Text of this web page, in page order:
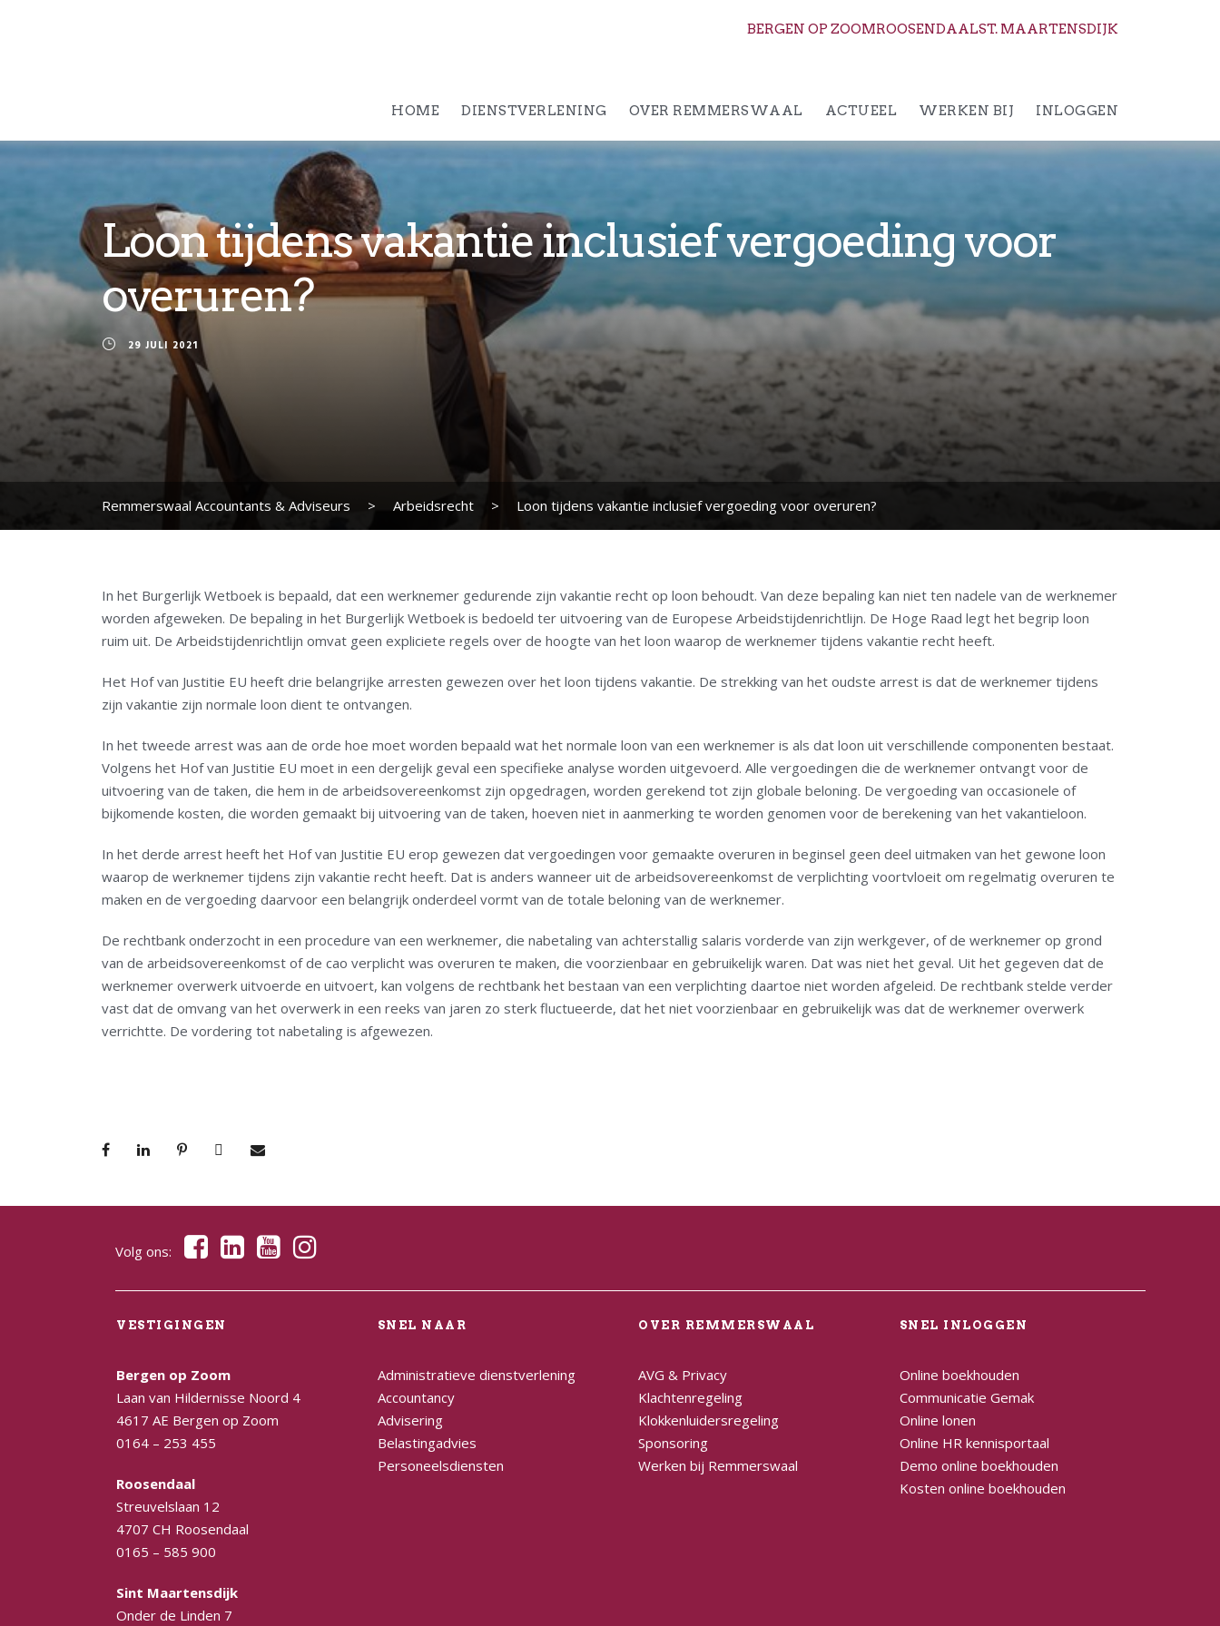
BERGEN OP ZOOMROOSENDAALST. MAARTENSDIJK
HOME DIENSTVERLENING OVER REMMERSWAAL ACTUEEL WERKEN BIJ INLOGGEN
Loon tijdens vakantie inclusief vergoeding voor
overuren?
29 JULI 2021
Remmerswaal Accountants & Adviseurs > Arbeidsrecht > Loon tijdens vakantie inclusief vergoeding voor overuren?
In het Burgerlijk Wetboek is bepaald, dat een werknemer gedurende zijn vakantie recht op loon behoudt. Van deze bepaling kan niet ten nadele van de werknemer
worden afgeweken. De bepaling in het Burgerlijk Wetboek is bedoeld ter uitvoering van de Europese Arbeidstijdenrichtlijn. De Hoge Raad legt het begrip loon
ruim uit. De Arbeidstijdenrichtlijn omvat geen expliciete regels over de hoogte van het loon waarop de werknemer tijdens vakantie recht heeft.
Het Hof van Justitie EU heeft drie belangrijke arresten gewezen over het loon tijdens vakantie. De strekking van het oudste arrest is dat de werknemer tijdens
zijn vakantie zijn normale loon dient te ontvangen.
In het tweede arrest was aan de orde hoe moet worden bepaald wat het normale loon van een werknemer is als dat loon uit verschillende componenten bestaat.
Volgens het Hof van Justitie EU moet in een dergelijk geval een specifieke analyse worden uitgevoerd. Alle vergoedingen die de werknemer ontvangt voor de
uitvoering van de taken, die hem in de arbeidsovereenkomst zijn opgedragen, worden gerekend tot zijn globale beloning. De vergoeding van occasionele of
bijkomende kosten, die worden gemaakt bij uitvoering van de taken, hoeven niet in aanmerking te worden genomen voor de berekening van het vakantieloon.
In het derde arrest heeft het Hof van Justitie EU erop gewezen dat vergoedingen voor gemaakte overuren in beginsel geen deel uitmaken van het gewone loon
waarop de werknemer tijdens zijn vakantie recht heeft. Dat is anders wanneer uit de arbeidsovereenkomst de verplichting voortvloeit om regelmatig overuren te
maken en de vergoeding daarvoor een belangrijk onderdeel vormt van de totale beloning van de werknemer.
De rechtbank onderzocht in een procedure van een werknemer, die nabetaling van achterstallig salaris vorderde van zijn werkgever, of de werknemer op grond
van de arbeidsovereenkomst of de cao verplicht was overuren te maken, die voorzienbaar en gebruikelijk waren. Dat was niet het geval. Uit het gegeven dat de
werknemer overwerk uitvoerde en uitvoert, kan volgens de rechtbank het bestaan van een verplichting daartoe niet worden afgeleid. De rechtbank stelde verder
vast dat de omvang van het overwerk in een reeks van jaren zo sterk fluctueerde, dat het niet voorzienbaar en gebruikelijk was dat de werknemer overwerk
verrichtte. De vordering tot nabetaling is afgewezen.
Volg ons:
VESTIGINGEN
Bergen op Zoom
Laan van Hildernisse Noord 4
4617 AE Bergen op Zoom
0164 – 253 455
Roosendaal
Streuvelslaan 12
4707 CH Roosendaal
0165 – 585 900
Sint Maartensdijk
Onder de Linden 7
SNEL NAAR
Administratieve dienstverlening
Accountancy
Advisering
Belastingadvies
Personeelsdiensten
OVER REMMERSWAAL
AVG & Privacy
Klachtenregeling
Klokkenluidersregeling
Sponsoring
Werken bij Remmerswaal
SNEL INLOGGEN
Online boekhouden
Communicatie Gemak
Online lonen
Online HR kennisportaal
Demo online boekhouden
Kosten online boekhouden